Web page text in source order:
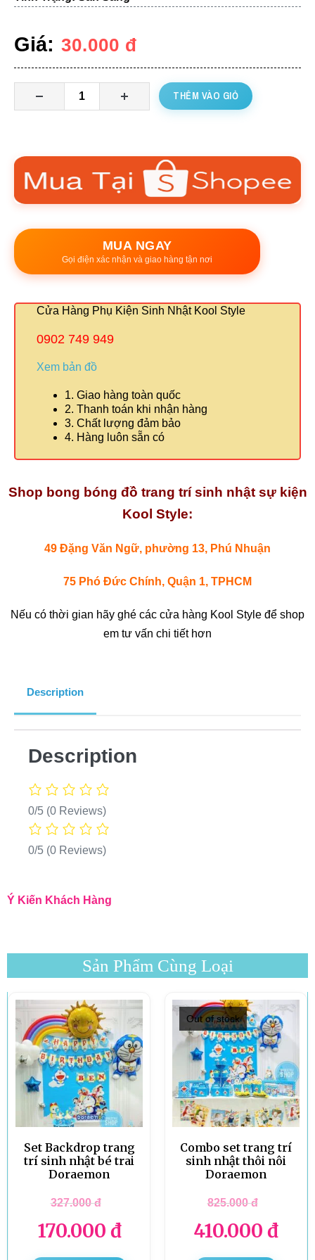
Giá: 30.000 đ
THÊM VÀO GIỎ
MUA NGAY
Gọi điện xác nhận và giao hàng tận nơi
Cửa Hàng Phụ Kiện Sinh Nhật Kool Style
0902 749 949
Xem bản đồ
1. Giao hàng toàn quốc
2. Thanh toán khi nhận hàng
3. Chất lượng đảm bảo
4. Hàng luôn sẵn có
Shop bong bóng đồ trang trí sinh nhật sự kiện
Kool Style:
49 Đặng Văn Ngữ, phường 13, Phú Nhuận
75 Phó Đức Chính, Quận 1, TPHCM
Nếu có thời gian hãy ghé các cửa hàng Kool Style để shop
em tư vấn chi tiết hơn
Description
Description
0/5 (0 Reviews)
0/5 (0 Reviews)
Ý Kiến Khách Hàng
Sản Phẩm Cùng Loại
Set Backdrop trang
trí sinh nhật bé trai
Doraemon
327.000đ
170.000 đ
Out of stock
Combo set trang trí
sinh nhật thôi nôi
Doraemon
825.000đ
410.000 đ